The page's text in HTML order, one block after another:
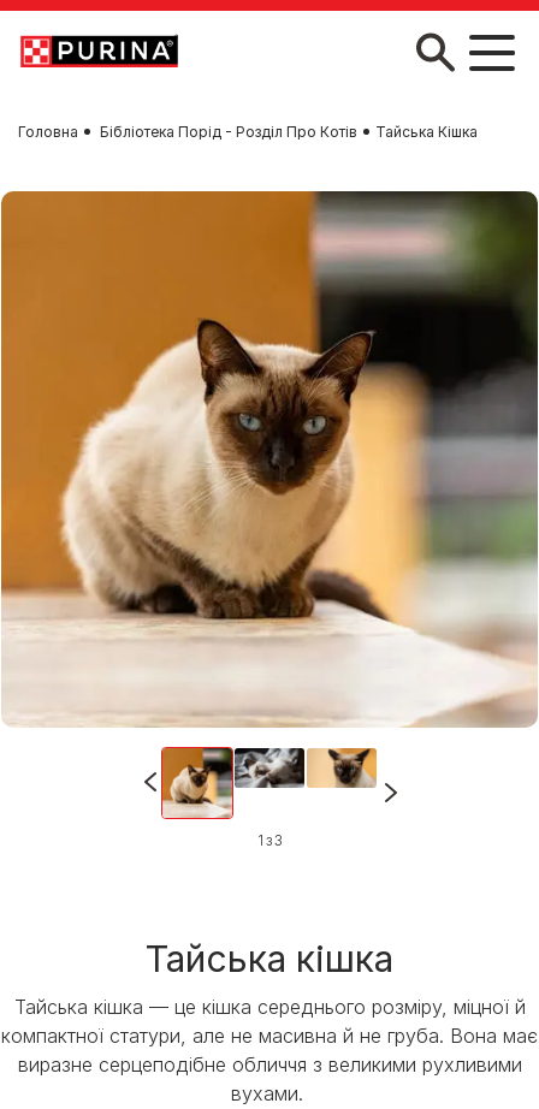
Skip to main content
Головна Бібліотека Порід - Розділ Про Котів Тайська Кішка
Тайська кішка
Тайська кішка — це кішка середнього розміру, міцної й
компактної статури, але не масивна й не груба. Вона має
виразне серцеподібне обличчя з великими рухливими
вухами.
1 з 3